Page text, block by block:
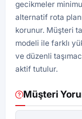
gecikmeler
alternatif rota
korunur. Müşteri
modeli ile farklı
ve düzenli
aktif tutulur.
Müşteri